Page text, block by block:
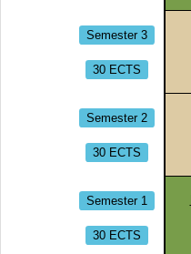
Semester 3
30 ECTS
Semester 2
30 ECTS
Semester 1
30 ECTS